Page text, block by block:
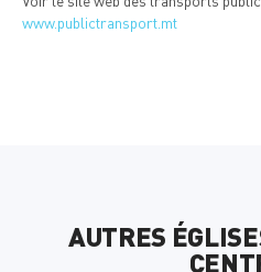
www.publictransport.mt
AUTRES